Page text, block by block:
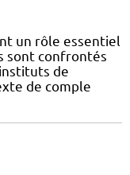
un rôle essentiel
sont confrontés
de
de comple